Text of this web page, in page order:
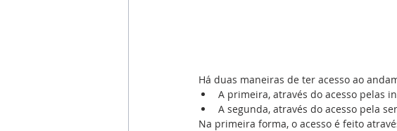
Há duas maneiras de ter acesso ao
A primeira, através do acesso pelas
A segunda, através do acesso pela
Na primeira forma, o acesso é feito